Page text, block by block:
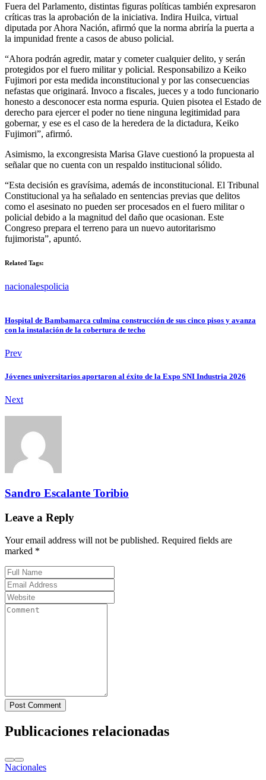
Fuera del Parlamento, distintas figuras políticas también expresaron
críticas tras la aprobación de la iniciativa. Indira Huilca, virtual
diputada por Ahora Nación, afirmó que la norma abriría la puerta a
la impunidad frente a casos de abuso policial.
“Ahora podrán agredir, matar y cometer cualquier delito, y serán
protegidos por el fuero militar y policial. Responsabilizo a Keiko
Fujimori por esta medida inconstitucional y por las consecuencias
nefastas que originará. Invoco a fiscales, jueces y a todo funcionario
honesto a desconocer esta norma espuria. Quien pisotea el Estado de
derecho para ejercer el poder no tiene ninguna legitimidad para
gobernar, y ese es el caso de la heredera de la dictadura, Keiko
Fujimori”, afirmó.
Asimismo, la excongresista Marisa Glave cuestionó la propuesta al
señalar que no cuenta con un respaldo institucional sólido.
“Esta decisión es gravísima, además de inconstitucional. El Tribunal
Constitucional ya ha señalado en sentencias previas que delitos
como el asesinato no pueden ser procesados en el fuero militar o
policial debido a la magnitud del daño que ocasionan. Este
Congreso prepara el terreno para un nuevo autoritarismo
fujimorista”, apuntó.
Related Tags:
nacionalespolicia
Hospital de Bambamarca culmina construcción de sus cinco pisos y avanza
con la instalación de la cobertura de techo
Prev
Jóvenes universitarios aportaron al éxito de la Expo SNI Industria 2026
Next
Sandro Escalante Toribio
Leave a Reply
Your email address will not be published. Required fields are
marked *
Post Comment
Publicaciones relacionadas
Nacionales